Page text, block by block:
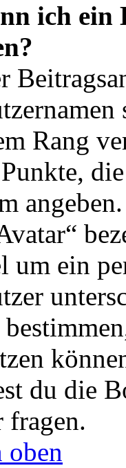
ich ein
Rang
um ein
du die
fragen.
oben